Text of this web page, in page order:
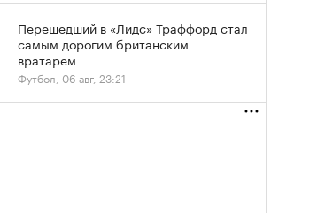
Перешедший в «Лидс» Траффорд стал
самым дорогим британским
вратарем
Футбол, 06 авг, 23:21